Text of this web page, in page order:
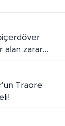
alan zarar